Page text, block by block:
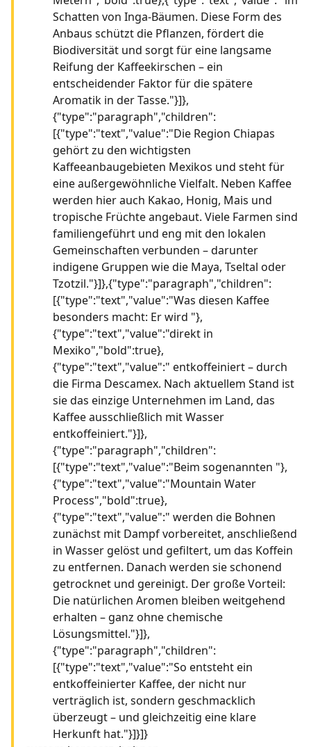
Schatten von Inga-Bäumen. Diese Form des
Anbaus schützt die Pflanzen, fördert die
Biodiversität und sorgt für eine langsame
Reifung der Kaffeekirschen – ein
entscheidender Faktor für die spätere
Aromatik in der Tasse."}]},
{"type":"paragraph","children":
[{"type":"text","value":"Die Region Chiapas
gehört zu den wichtigsten
Kaffeeanbaugebieten Mexikos und steht für
eine außergewöhnliche Vielfalt. Neben Kaffee
werden hier auch Kakao, Honig, Mais und
tropische Früchte angebaut. Viele Farmen sind
familiengeführt und eng mit den lokalen
Gemeinschaften verbunden – darunter
indigene Gruppen wie die Maya, Tseltal oder
Tzotzil."}]},{"type":"paragraph","children":
[{"type":"text","value":"Was diesen Kaffee
besonders macht: Er wird "},
{"type":"text","value":"direkt in
Mexiko","bold":true},
{"type":"text","value":" entkoffeiniert – durch
die Firma Descamex. Nach aktuellem Stand ist
sie das einzige Unternehmen im Land, das
Kaffee ausschließlich mit Wasser
entkoffeiniert."}]},
{"type":"paragraph","children":
[{"type":"text","value":"Beim sogenannten "},
{"type":"text","value":"Mountain Water
Process","bold":true},
{"type":"text","value":" werden die Bohnen
zunächst mit Dampf vorbereitet, anschließend
in Wasser gelöst und gefiltert, um das Koffein
zu entfernen. Danach werden sie schonend
getrocknet und gereinigt. Der große Vorteil:
Die natürlichen Aromen bleiben weitgehend
erhalten – ganz ohne chemische
Lösungsmittel."}]},
{"type":"paragraph","children":
[{"type":"text","value":"So entsteht ein
entkoffeinierter Kaffee, der nicht nur
verträglich ist, sondern geschmacklich
überzeugt – und gleichzeitig eine klare
Herkunft hat."}]}]}